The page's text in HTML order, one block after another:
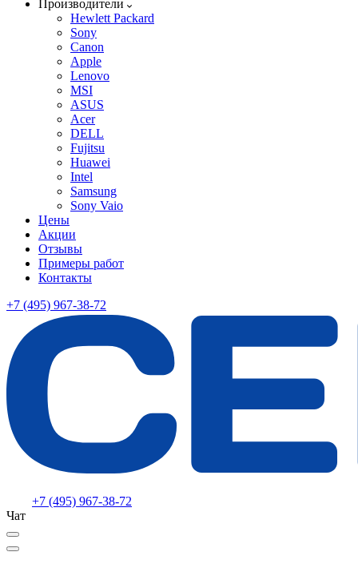
Производители
Hewlett Packard
Sony
Canon
Apple
Lenovo
MSI
ASUS
Acer
DELL
Fujitsu
Huawei
Intel
Samsung
Sony Vaio
Цены
Акции
Отзывы
Примеры работ
Контакты
+7 (495) 967-38-72
+7 (495) 967-38-72
Чат